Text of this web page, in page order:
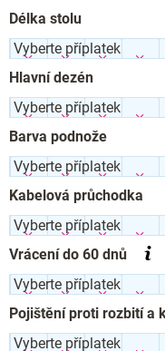
Délka stolu
Hlavní dezén
Barva podnože
Kabelová průchodka
Vrácení do 60 dnů
Pojištění proti rozbití a